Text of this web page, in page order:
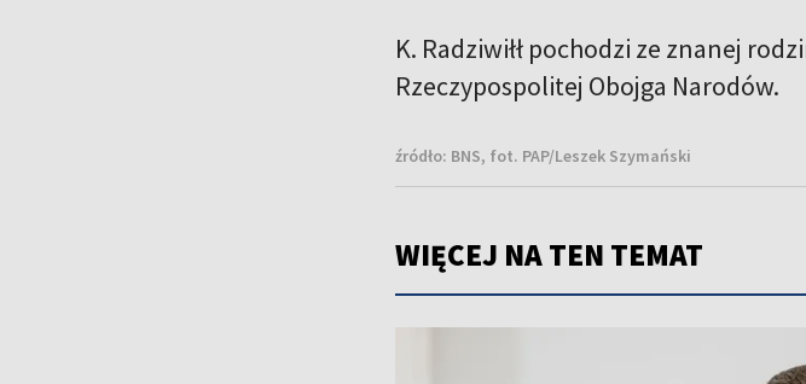
K. Radziwiłł pochodzi ze znanej
Rzeczypospolitej Obojga Narodów.
źródło: BNS, fot. PAP/Leszek Szymański
WIĘCEJ NA TEN TEMAT